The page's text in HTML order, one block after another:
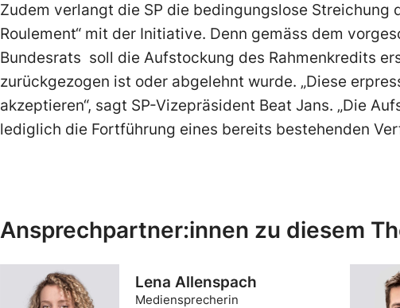
Zudem verlangt die SP die bedingungslose Streichung
Roulement“ mit der Initiative. Denn gemäss dem
Bundesrats soll die Aufstockung des Rahmenkredits
zurückgezogen ist oder abgelehnt wurde. „Diese
akzeptieren“, sagt SP-Vizepräsident Beat Jans. „Die
lediglich die Fortführung eines bereits bestehenden
Ansprechpartner:innen zu diesem
Lena Allenspach
Mediensprecherin